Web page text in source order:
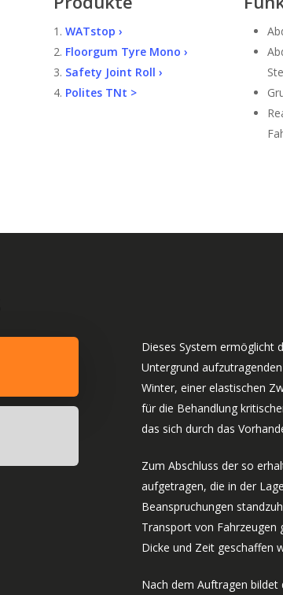
1. WATstop ›
2. Floorgum Tyre Mono ›
3. Safety Joint Roll ›
4. Polites TNt >
Dieses System ermöglicht
Untergrund
Winter, einer elastischen
für die Behandlung
das sich durch das
Zum Abschluss der so
aufgetragen, die in der
Beanspruchungen
Transport von Fahrzeugen
Dicke und Zeit geschaffen
Nach dem Auftragen bildet